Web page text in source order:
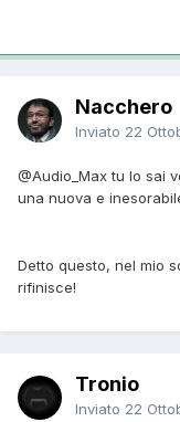
Nacchero
Inviato 22
@Audio_Maxtu lo sai
una nuova e
Detto questo, nel mio
rifinisce!
Tronio
Inviato 22